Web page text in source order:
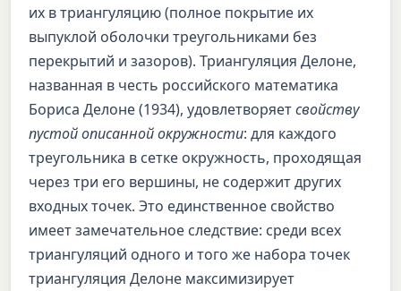
их в триангуляцию (полное покрытие их
выпуклой оболочки треугольниками без
перекрытий и зазоров). Триангуляция Делоне,
названная в честь российского математика
Бориса Делоне (1934), удовлетворяетсвойству
пустой описанной окружности: для каждого
треугольника в сетке окружность, проходящая
через три его вершины, не содержит других
входных точек. Это единственное свойство
имеет замечательное следствие: среди всех
триангуляций одного и того же набора точек
триангуляция Делоне максимизирует